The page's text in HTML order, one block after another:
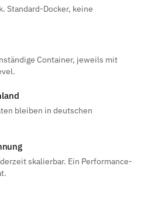
Standard-Docker, keine
Container, jeweils mit
bleiben in deutschen
skalierbar. Ein Performance-